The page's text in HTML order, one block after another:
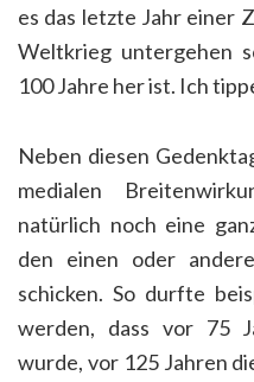
es das letzte Jahr einer
Weltkrieg untergehen
100 Jahre her ist. Ich
Neben diesen
medialen
natürlich noch eine
den einen oder
schicken. So durfte
werden, dass vor 75
wurde, vor 125 Jahren